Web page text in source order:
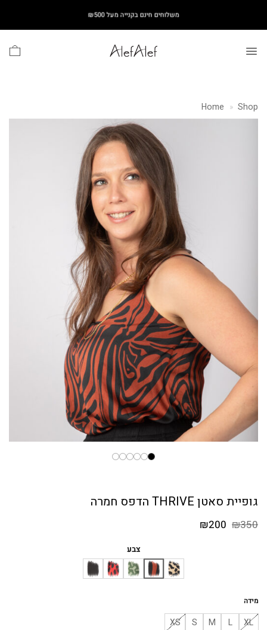
content
משלוחים חינם בקנייה מעל ₪500
Home » Shop
גופיית סאטן THRIVE הדפס חמרה
₪350 המחיר
₪200
₪200. צבע
מידה
XL
L
M
S
XS